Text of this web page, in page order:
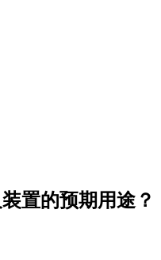
置的预期用途？